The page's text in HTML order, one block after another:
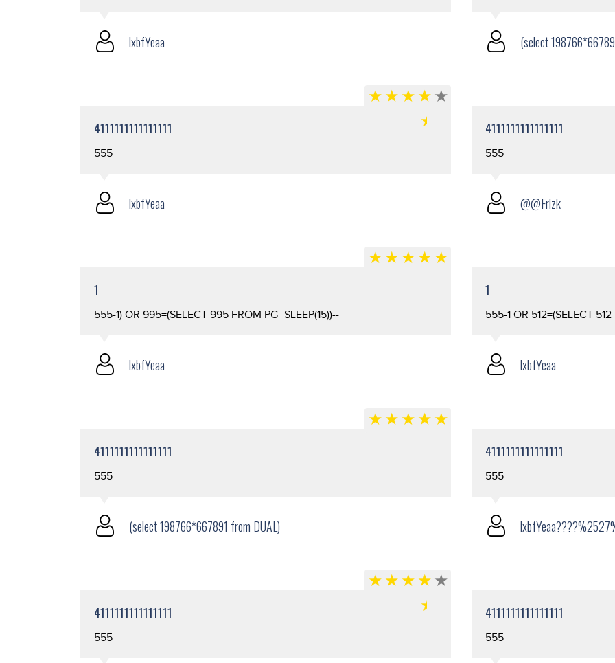
lxbfYeaa
4111111111111111
555
lxbfYeaa
1
555-1) OR 995=(SELECT 995 FROM PG_SLEEP(15))--
lxbfYeaa
4111111111111111
555
(select 198766*667891 from DUAL)
4111111111111111
555
(select
4111111111111111
555
@@Frizk
1
555-1 OR 512=(SELECT
lxbfYeaa
4111111111111111
555
4111111111111111
555